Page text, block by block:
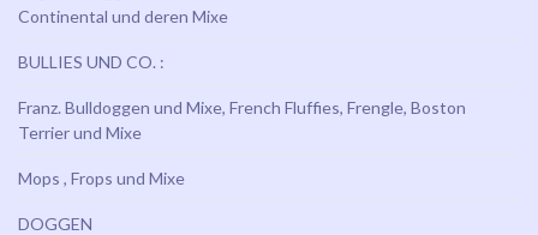
Continental und deren Mixe
BULLIES UND CO. :
Franz. Bulldoggen und Mixe, French Fluffies, Frengle, Boston
Terrier und Mixe
Mops , Frops und Mixe
DOGGEN